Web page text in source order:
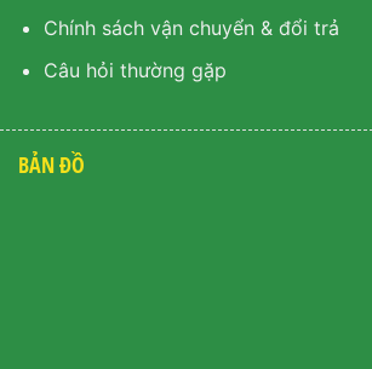
Chính sách vận chuyển & đổi trả
Câu hỏi thường gặp
BẢN ĐỒ